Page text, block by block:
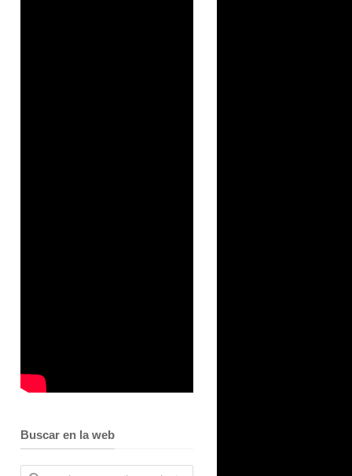
Buscar en la web